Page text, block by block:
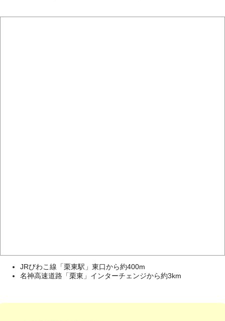
JRびわこ線「栗東駅」東口から約400m
名神高速道路「栗東」インターチェンジから約3km